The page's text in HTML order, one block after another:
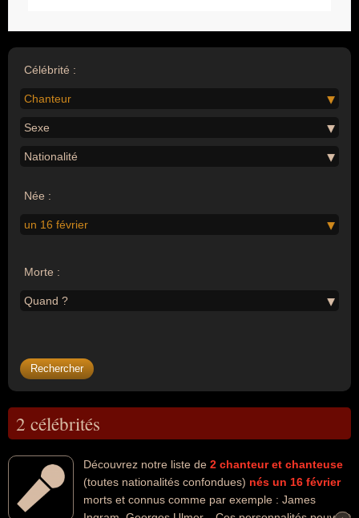
Célébrité :
Chanteur
Sexe
Nationalité
Née :
un 16 février
Morte :
Quand ?
2 célébrités
Découvrez notre liste de 2 chanteur et chanteuse
(toutes nationalités confondues) nés un 16 février
morts et connus comme par exemple : James